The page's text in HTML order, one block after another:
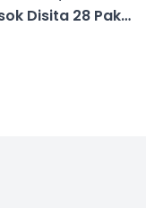
Disita 28 Paket